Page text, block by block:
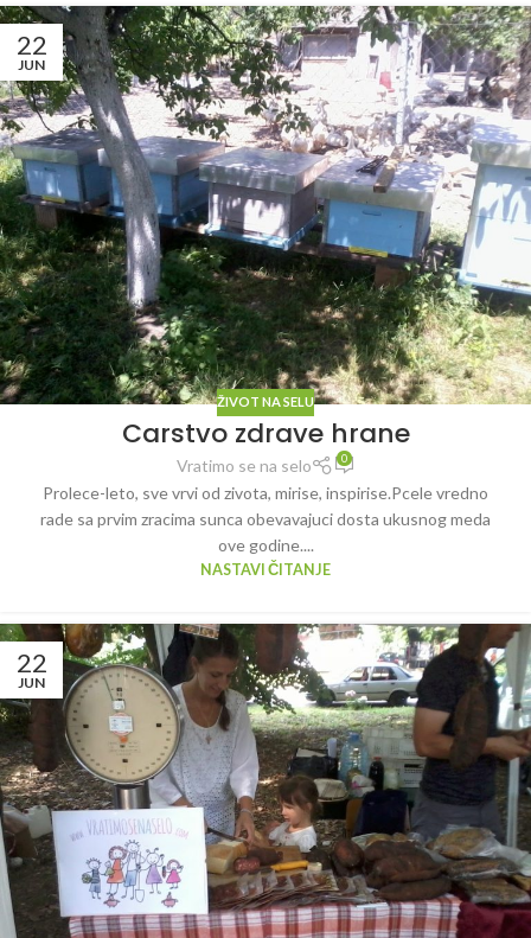
22
JUN
ŽIVOT NA SELU
Carstvo zdrave hrane
Vratimo se na selo 0
Prolece-leto, sve vrvi od zivota, mirise, inspirise.Pcele vredno
rade sa prvim zracima sunca obevavajuci dosta ukusnog meda
ove godine....
NASTAVI ČITANJE
22
JUN